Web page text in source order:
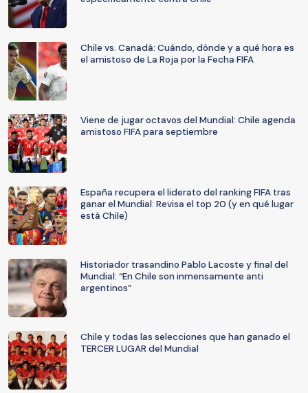
Chile vs. Canadá: Cuándo, dónde y a qué hora es
el amistoso de La Roja por la Fecha FIFA
Viene de jugar octavos del Mundial: Chile agenda
amistoso FIFA para septiembre
España recupera el liderato del ranking FIFA tras
ganar el Mundial: Revisa el top 20 (y en qué lugar
está Chile)
Historiador trasandino Pablo Lacoste y final del
Mundial: “En Chile son inmensamente anti
argentinos”
Chile y todas las selecciones que han ganado el
TERCER LUGAR del Mundial